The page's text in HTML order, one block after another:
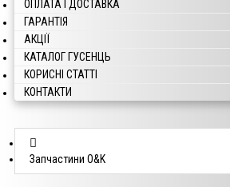
ОПЛАТА І ДОСТАВКА
ГАРАНТІЯ
АКЦІЇ
КАТАЛОГ ГУСЕНЦЬ
КОРИСНІ СТАТТІ
КОНТАКТИ
Запчастини O&K